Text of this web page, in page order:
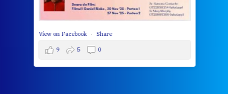
View on Facebook · Share
9 5 0